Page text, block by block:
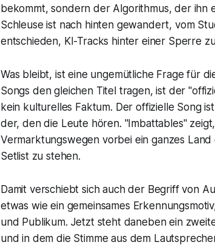
bekommt, sondern der Algorithmus, der ihn
Schleuse ist nach hinten gewandert, vom
entschieden, KI-Tracks hinter einer Sperre
Was bleibt, ist eine ungemütliche Frage für
Songs den gleichen Titel tragen, ist der
kein kulturelles Faktum. Der offizielle Song
der, den die Leute hören. "Imbattables"
Vermarktungswegen vorbei ein ganzes
Setlist zu stehen.
Damit verschiebt sich auch der Begriff von
etwas wie ein gemeinsames
und Publikum. Jetzt steht daneben ein
und in dem die Stimme aus dem